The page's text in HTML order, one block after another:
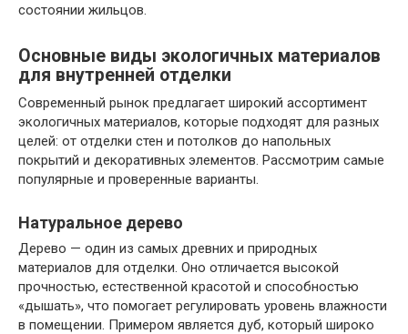
состоянии жильцов.
Основные виды экологичных материалов
для внутренней отделки
Современный рынок предлагает широкий ассортимент
экологичных материалов, которые подходят для разных
целей: от отделки стен и потолков до напольных
покрытий и декоративных элементов. Рассмотрим самые
популярные и проверенные варианты.
Натуральное дерево
Дерево — один из самых древних и природных
материалов для отделки. Оно отличается высокой
прочностью, естественной красотой и способностью
«дышать», что помогает регулировать уровень влажности
в помещении. Примером является дуб, который широко